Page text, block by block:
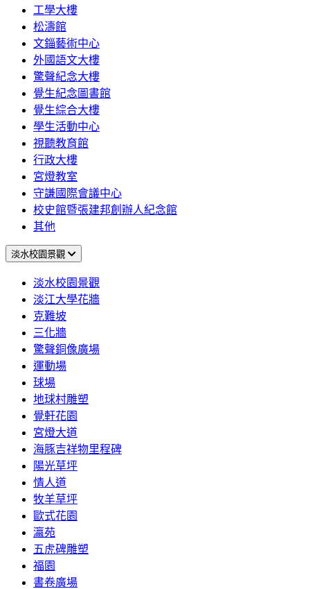
工學大樓
松濤館
文錙藝術中心
外國語文大樓
驚聲紀念大樓
覺生紀念圖書館
覺生綜合大樓
學生活動中心
視聽教育館
行政大樓
宮燈教室
守謙國際會議中心
校史館暨張建邦創辦人紀念館
其他
淡水校園景觀
淡水校園景觀
淡江大學花牆
克難坡
三化牆
驚聲銅像廣場
運動場
球場
地球村雕塑
覺軒花園
宮燈大道
海豚吉祥物里程碑
陽光草坪
情人道
牧羊草坪
歐式花園
瀛苑
五虎碑雕塑
福園
書卷廣場